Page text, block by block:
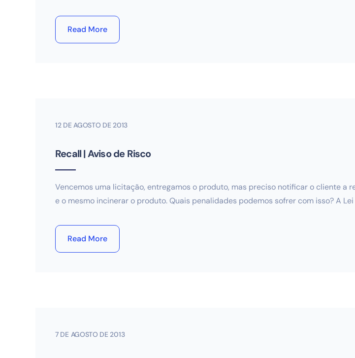
Read More
12 DE AGOSTO DE 2013
Recall | Aviso de Risco
Vencemos uma licitação, entregamos o produto, mas preciso notificar o cliente
e o mesmo incinerar o produto. Quais penalidades podemos sofrer com isso? A
Read More
7 DE AGOSTO DE 2013